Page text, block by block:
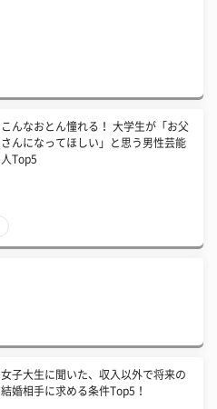
こんなおとん憧れる！ 大学生が「お父
さんになってほしい」と思う男性芸能
人Top5
女子大生に聞いた、収入以外で将来の
結婚相手に求める条件Top5！